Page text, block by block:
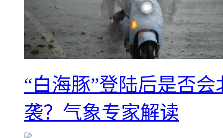
“白海豚”登陆后是否
袭？气象专家解读